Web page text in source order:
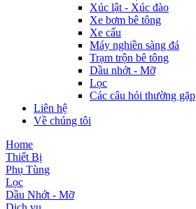
Xúc lật - Xúc đào
Xe bơm bê tông
Xe cẩu
Máy nghiền sàng đá
Trạm trộn bê tông
Dầu nhớt - Mỡ
Lọc
Các câu hỏi thường gặp
Liên hệ
Về chúng tôi
Home
Thiết Bị
Phụ Tùng
Lọc
Dầu Nhớt - Mỡ